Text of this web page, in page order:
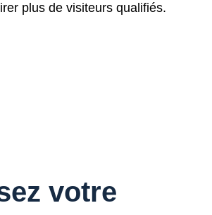
plus de visiteurs qualifiés.
votre